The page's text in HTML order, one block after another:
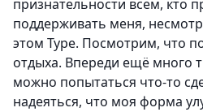
признательности всем, кто
поддерживать меня,
этом Туре. Посмотрим, что
отдыха. Впереди ещё много
можно попытаться что-то
надеяться, что моя форма